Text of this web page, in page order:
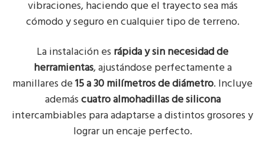
vibraciones, haciendo que el trayecto sea más
cómodo y seguro en cualquier tipo de terreno.
La instalación es rápida y sin necesidad de
herramientas, ajustándose perfectamente a
manillares de15 a 30 milímetros de diámetro. Incluye
ademáscuatro almohadillas de silicona
intercambiables para adaptarse a distintos grosores y
lograr un encaje perfecto.